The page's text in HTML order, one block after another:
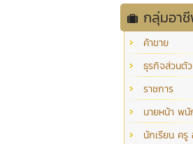
กลุ่มอา
ค้าขาย
ธุรกิจส่วนตัว
ราชการ
นายหน้า พนั
นักเรียน ครู